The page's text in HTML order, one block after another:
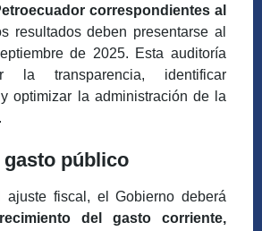
correspondientes al
resultados deben presentarse al
de 2025. Esta auditoría
la transparencia, identificar
optimizar la administración de la
público
ajuste fiscal, el Gobierno deberá
del gasto corriente,